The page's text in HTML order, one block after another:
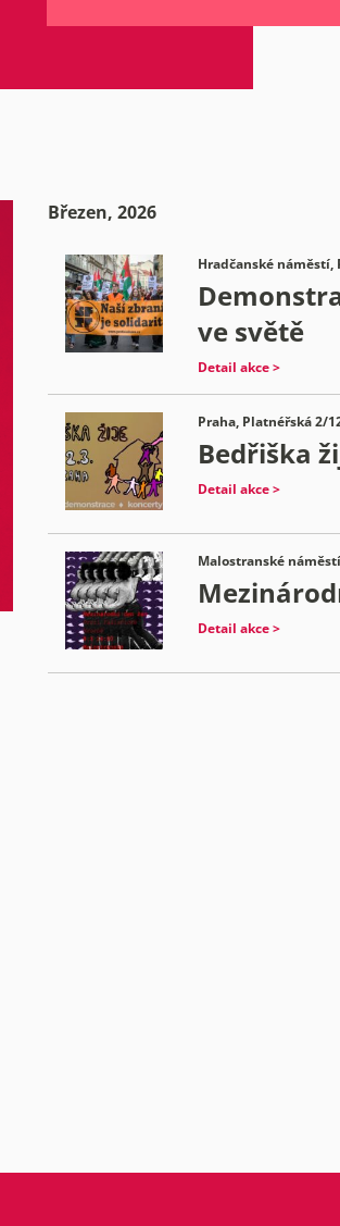
Březen, 2026
Hradčanské náměstí,
ve světě
Detail akce >
Praha, Platnéřská 2/
Bedřiška
Detail akce >
Malostranské
Detail akce >